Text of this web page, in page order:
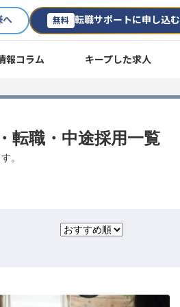
へ 無料 転職サポートに申し込む
報コラム キープした求人
転職・中途採用一覧
。